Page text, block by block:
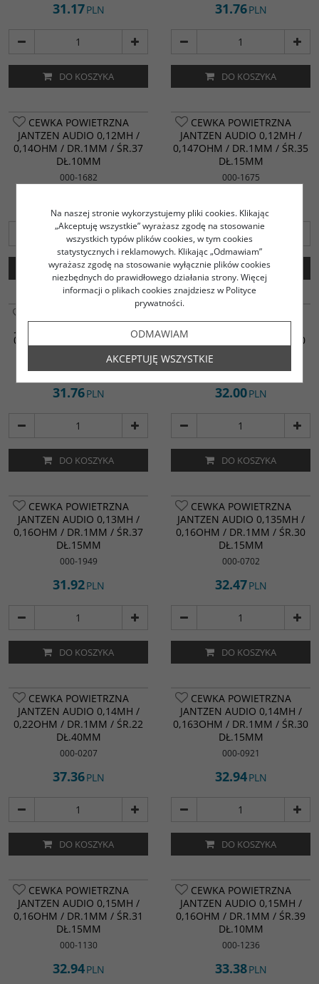
31.17PLN
DO KOSZYKA
31.76PLN
DO KOSZYKA
CEWKA POWIETRZNA
JANTZEN AUDIO 0,12MH /
0,14OHM / DR.1MM / ŚR.37
DŁ.10MM
000-1682
DO KOSZYKA
CEWKA POWIETRZNA
JANTZEN AUDIO 0,12MH /
0,147OHM / DR.1MM / ŚR.35
DŁ.15MM
000-1675
DO KOSZYKA
JANTZEN AUDIO 0,126MH /
0,15OHM / DR.1MM / ŚR.29
000-0152
31.76PLN
DO KOSZYKA
JANTZEN AUDIO 0,13MH /
0,16OHM / DR.1MM / ŚR.30
000-1965
32.00PLN
DO KOSZYKA
CEWKA POWIETRZNA
JANTZEN AUDIO 0,13MH /
0,16OHM / DR.1MM / ŚR.37
DŁ.15MM
000-1949
31.92PLN
DO KOSZYKA
CEWKA POWIETRZNA
JANTZEN AUDIO 0,135MH /
0,16OHM / DR.1MM / ŚR.30
DŁ.15MM
000-0702
32.47PLN
DO KOSZYKA
CEWKA POWIETRZNA
JANTZEN AUDIO 0,14MH /
0,22OHM / DR.1MM / ŚR.22
DŁ.40MM
000-0207
37.36PLN
DO KOSZYKA
CEWKA POWIETRZNA
JANTZEN AUDIO 0,14MH /
0,163OHM / DR.1MM / ŚR.30
DŁ.15MM
000-0921
32.94PLN
DO KOSZYKA
CEWKA POWIETRZNA
JANTZEN AUDIO 0,15MH /
0,16OHM / DR.1MM / ŚR.31
DŁ.15MM
000-1130
32.94PLN
CEWKA POWIETRZNA
JANTZEN AUDIO 0,15MH /
0,16OHM / DR.1MM / ŚR.39
DŁ.10MM
000-1236
33.38PLN
Na naszej stronie wykorzystujemy pliki cookies. Klikając
„Akceptuję wszystkie” wyrażasz zgodę na stosowanie
wszystkich typów plików cookies, w tym cookies
statystycznych i reklamowych. Klikając „Odmawiam”
wyrażasz zgodę na stosowanie wyłącznie plików cookies
niezbędnych do prawidłowego działania strony. Więcej
informacji o plikach cookies znajdziesz w Polityce
prywatności.
ODMAWIAM
AKCEPTUJĘ WSZYSTKIE